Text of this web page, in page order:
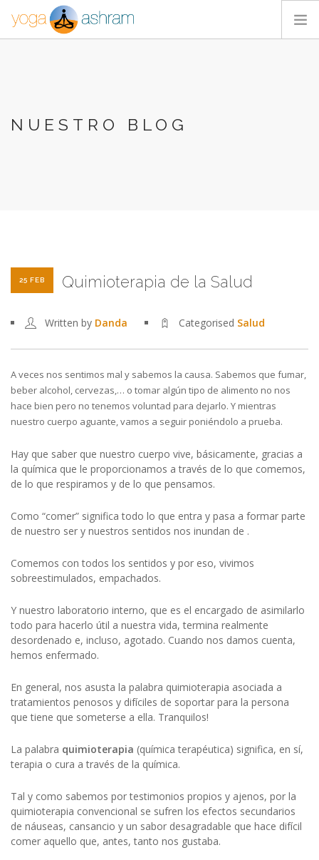
CONTACTA
NUESTRO BLOG
25 FEB Quimioterapia de la Salud
Written by Danda Categorised Salud
A veces nos sentimos mal y sabemos la causa. Sabemos que fumar,
beber alcohol, cervezas,… o tomar algún tipo de alimento no nos
hace bien pero no tenemos voluntad para dejarlo. Y mientras
nuestro cuerpo aguante, vamos a seguir poniéndolo a prueba.
Hay que saber que nuestro cuerpo vive, básicamente, gracias a
la química que le proporcionamos a través de lo que comemos,
de lo que respiramos y de lo que pensamos.
Como “comer” significa todo lo que entra y pasa a formar parte
de nuestro ser y nuestros sentidos nos inundan de .
Comemos con todos los sentidos y por eso, vivimos
sobreestimulados, empachados.
Y nuestro laboratorio interno, que es el encargado de asimilarlo
todo para hacerlo útil a nuestra vida, termina realmente
desordenado e, incluso, agotado. Cuando nos damos cuenta,
hemos enfermado.
En general, nos asusta la palabra quimioterapia asociada a
tratamientos penosos y difíciles de soportar para la persona
que tiene que someterse a ella. Tranquilos!
La palabra quimioterapia (química terapéutica) significa, en sí,
terapia o cura a través de la química.
Tal y como sabemos por testimonios propios y ajenos, por la
quimioterapia convencional se sufren los efectos secundarios
de náuseas, cansancio y un sabor desagradable que hace difícil
comer aquello que, antes, tanto nos gustaba.